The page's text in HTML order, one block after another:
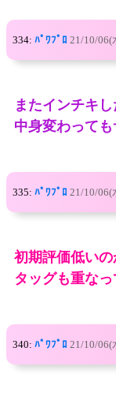
334: ﾊﾟﾜﾌﾟﾛ 21/10/06(
またインチキ
中身変わって
335: ﾊﾟﾜﾌﾟﾛ 21/10/06(
初期評価低い
タッグも重な
340: ﾊﾟﾜﾌﾟﾛ 21/10/06(